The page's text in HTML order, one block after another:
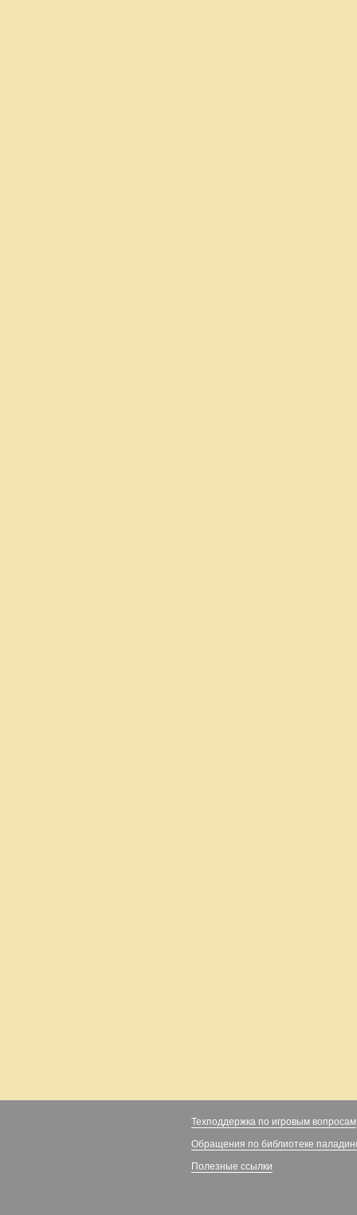
Техподдержка по игровым вопросам
Обращения по библиотеке
Полезные ссылки